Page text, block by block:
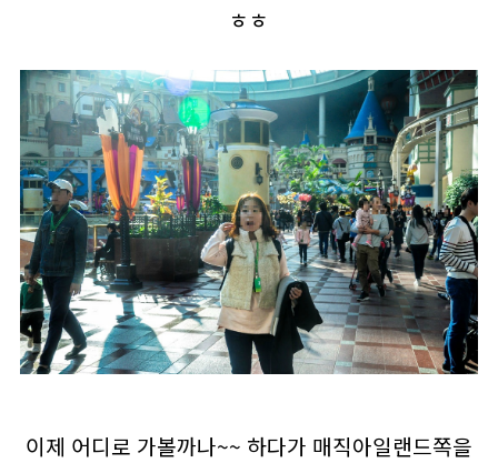
ㅎㅎ
이제 어디로 가볼까나~~ 하다가 매직아일랜드쪽을